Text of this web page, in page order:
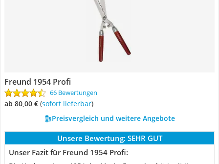
Freund 1954 Profi
66 Bewertungen
ab 80,00 € ( Sofort lieferbar)
Preisvergleich und weitere Angebote
Unsere Bewertung: SEHR GUT
Unser Fazit für Freund 1954 Profi: